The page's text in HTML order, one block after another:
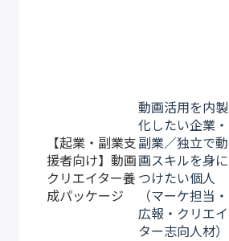
【起業・副業支
援者向け】動画
クリエイター養
成パッケージ
動画活用を内製
化したい企業・
副業／独立で動
画スキルを身に
つけたい個人
（マーケ担当・
広報・クリエイ
ター志向人材）